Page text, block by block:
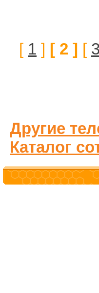
[ 1 ] [ 2 ] [ 3
Другие
Каталог